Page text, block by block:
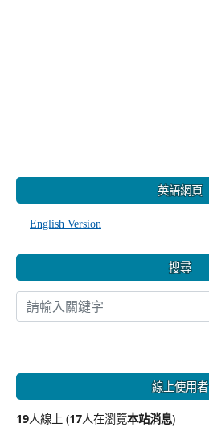
英語網頁
English Version
搜尋
線上使用者
19人線上 (17人在瀏覽本站消息)